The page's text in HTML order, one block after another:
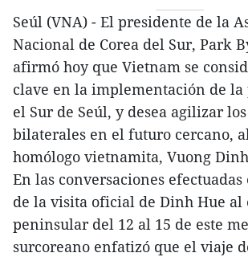
Seúl (VNA) - El presidente de la
Nacional de Corea del Sur, Park
afirmó hoy que Vietnam se
clave en la implementación de
el Sur de Seúl, y desea agilizar
bilaterales en el futuro cercano,
homólogo vietnamita, Vuong
En las conversaciones
de la visita oficial de Dinh Hue al
peninsular del 12 al 15 de este
surcoreano enfatizó que el viaje